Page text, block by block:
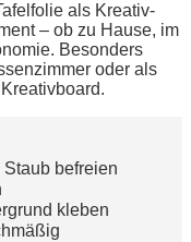
als Kreativ-
– ob zu Hause, im
Besonders
oder als
befreien
kleben